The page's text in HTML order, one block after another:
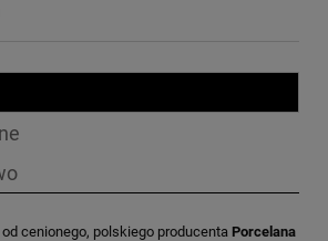
cenionego, polskiego producenta Porcelana